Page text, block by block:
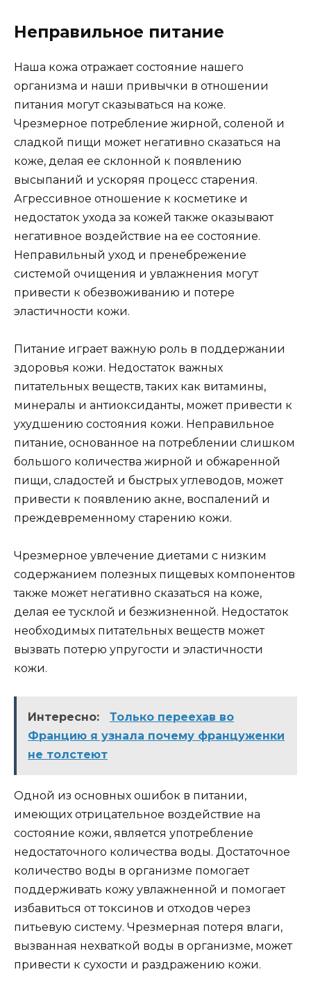
Неправильное питание
Наша кожа отражает состояние нашего
организма и наши привычки в отношении
питания могут сказываться на коже.
Чрезмерное потребление жирной, соленой и
сладкой пищи может негативно сказаться на
коже, делая ее склонной к появлению
высыпаний и ускоряя процесс старения.
Агрессивное отношение к косметике и
недостаток ухода за кожей также оказывают
негативное воздействие на ее состояние.
Неправильный уход и пренебрежение
системой очищения и увлажнения могут
привести к обезвоживанию и потере
эластичности кожи.
Питание играет важную роль в поддержании
здоровья кожи. Недостаток важных
питательных веществ, таких как витамины,
минералы и антиоксиданты, может привести к
ухудшению состояния кожи. Неправильное
питание, основанное на потреблении слишком
большого количества жирной и обжаренной
пищи, сладостей и быстрых углеводов, может
привести к появлению акне, воспалений и
преждевременному старению кожи.
Чрезмерное увлечение диетами с низким
содержанием полезных пищевых компонентов
также может негативно сказаться на коже,
делая ее тусклой и безжизненной. Недостаток
необходимых питательных веществ может
вызвать потерю упругости и эластичности
кожи.
Интересно:
Только переехав во
Францию я узнала почему француженки
не толстеют
Одной из основных ошибок в питании,
имеющих отрицательное воздействие на
состояние кожи, является употребление
недостаточного количества воды. Достаточное
количество воды в организме помогает
поддерживать кожу увлажненной и помогает
избавиться от токсинов и отходов через
питьевую систему. Чрезмерная потеря влаги,
вызванная нехваткой воды в организме, может
привести к сухости и раздражению кожи.